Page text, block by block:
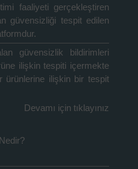
faaliyeti gerçekleştiren
güvensizliği tespit edilen
güvensizlik bildirimleri
ilişkin tespiti içermekte
ürünlerine ilişkin bir tespit
Devamı için tıklayınız